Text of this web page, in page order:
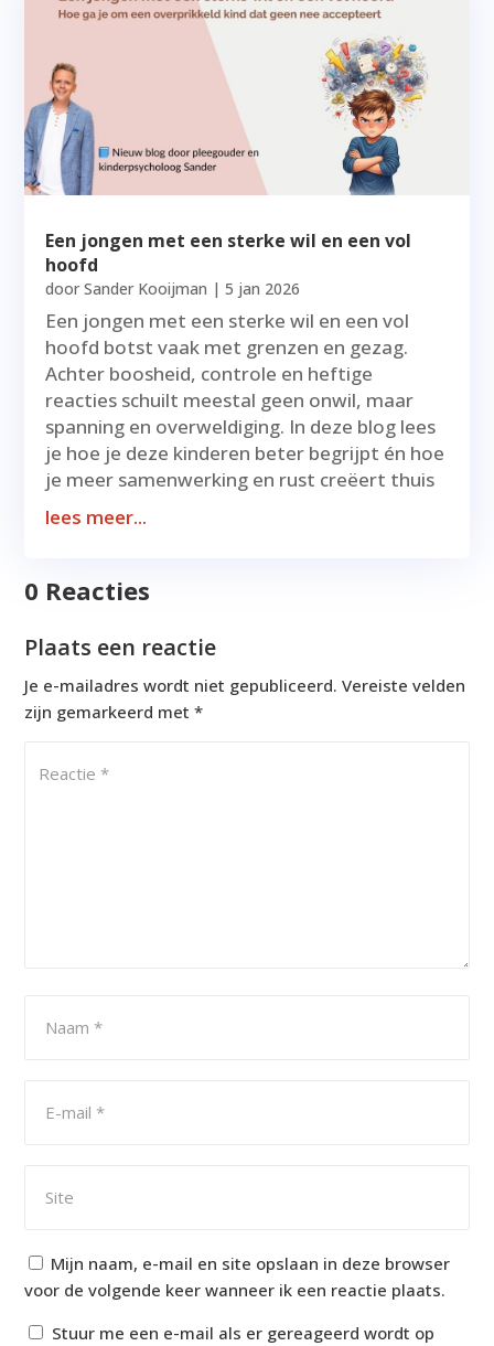
Een jongen met een sterke wil en een vol
hoofd
doorSander Kooijman |5 jan 2026
Een jongen met een sterke wil en een vol
hoofd botst vaak met grenzen en gezag.
Achter boosheid, controle en heftige
reacties schuilt meestal geen onwil, maar
spanning en overweldiging. In deze blog lees
je hoe je deze kinderen beter begrijpt én hoe
je meer samenwerking en rust creëert thuis
lees meer...
0 Reacties
Plaats een reactie
Je e-mailadres wordt niet gepubliceerd. Vereiste velden
zijn gemarkeerd met*
Mijn naam, e-mail en site opslaan in deze browser
voor de volgende keer wanneer ik een reactie plaats.
Stuur me een e-mail als er gereageerd wordt op